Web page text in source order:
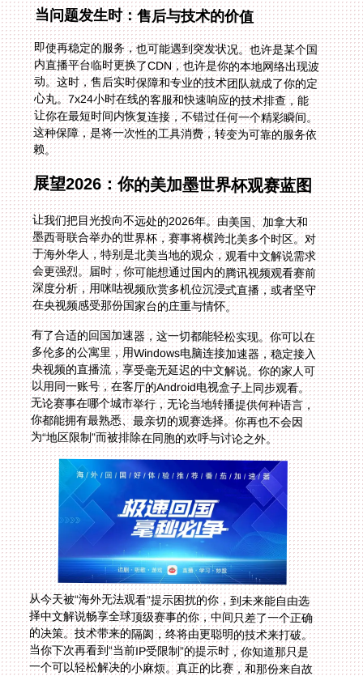
当问题发生时：售后与技术的价值
即使再稳定的服务，也可能遇到突发状况。也许是某个国
内直播平台临时更换了CDN，也许是你的本地网络出现波
动。这时，售后实时保障和专业的技术团队就成了你的定
心丸。7x24小时在线的客服和快速响应的技术排查，能
让你在最短时间内恢复连接，不错过任何一个精彩瞬间。
这种保障，是将一次性的工具消费，转变为可靠的服务依
赖。
展望2026：你的美加墨世界杯观赛蓝图
让我们把目光投向不远处的2026年。由美国、加拿大和
墨西哥联合举办的世界杯，赛事将横跨北美多个时区。对
于海外华人，特别是北美当地的观众，观看中文解说需求
会更强烈。届时，你可能想通过国内的腾讯视频观看赛前
深度分析，用咪咕视频欣赏多机位沉浸式直播，或者坚守
在央视频感受那份国家台的庄重与情怀。
有了合适的回国加速器，这一切都能轻松实现。你可以在
多伦多的公寓里，用Windows电脑连接加速器，稳定接入
央视频的直播流，享受毫无延迟的中文解说。你的家人可
以用同一账号，在客厅的Android电视盒子上同步观看。
无论赛事在哪个城市举行，无论当地转播提供何种语言，
你都能拥有最熟悉、最亲切的观赛选择。你再也不会因
为“地区限制”而被排除在同胞的欢呼与讨论之外。
从今天被“海外无法观看”提示困扰的你，到未来能自由选
择中文解说畅享全球顶级赛事的你，中间只差了一个正确
的决策。技术带来的隔阂，终将由更聪明的技术来打破。
当你下次再看到“当前IP受限制”的提示时，你知道那只是
一个可以轻松解决的小麻烦。真正的比赛，和那份来自故